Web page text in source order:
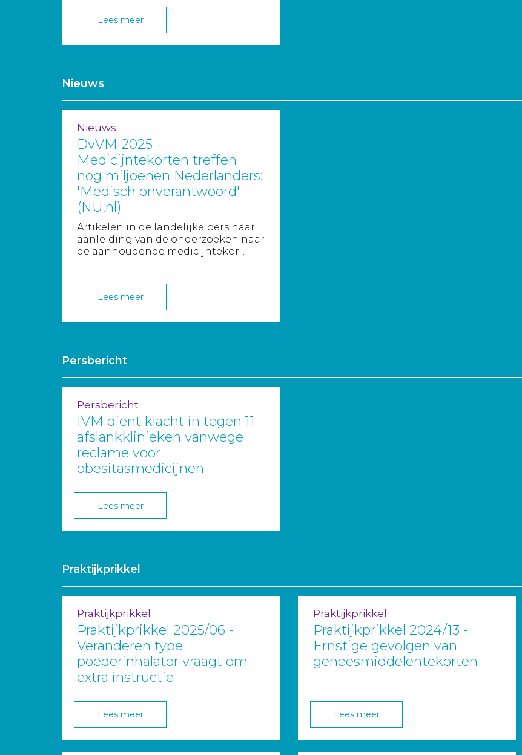
Lees meer
Nieuws
Nieuws
DvVM 2025 -
Medicijntekorten treffen
nog miljoenen Nederlanders:
'Medisch onverantwoord'
(NU.nl)
Artikelen in de landelijke pers naar
aanleiding van de onderzoeken naar
de aanhoudende medicijntekor...
Lees meer
Persbericht
Persbericht
IVM dient klacht in tegen 11
afslankklinieken vanwege
reclame voor
obesitasmedicijnen
Lees meer
Praktijkprikkel
Praktijkprikkel
Praktijkprikkel 2025/06 -
Veranderen type
poederinhalator vraagt om
extra instructie
Lees meer
Praktijkprikkel
Praktijkprikkel 2024/13 -
Ernstige gevolgen van
geneesmiddelentekorten
Lees meer